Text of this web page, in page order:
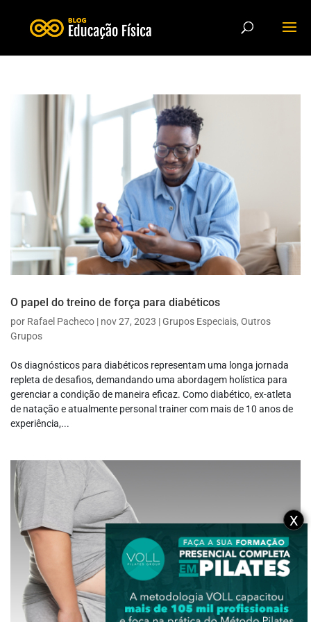
O papel do treino de força para diabéticos
por Rafael Pacheco | nov 27, 2023 |Grupos Especiais, Outros
Grupos
Os diagnósticos para diabéticos representam uma longa jornada
repleta de desafios, demandando uma abordagem holística para
gerenciar a condição de maneira eficaz. Como diabético, ex-atleta
de natação e atualmente personal trainer com mais de 10 anos de
experiência,...
X